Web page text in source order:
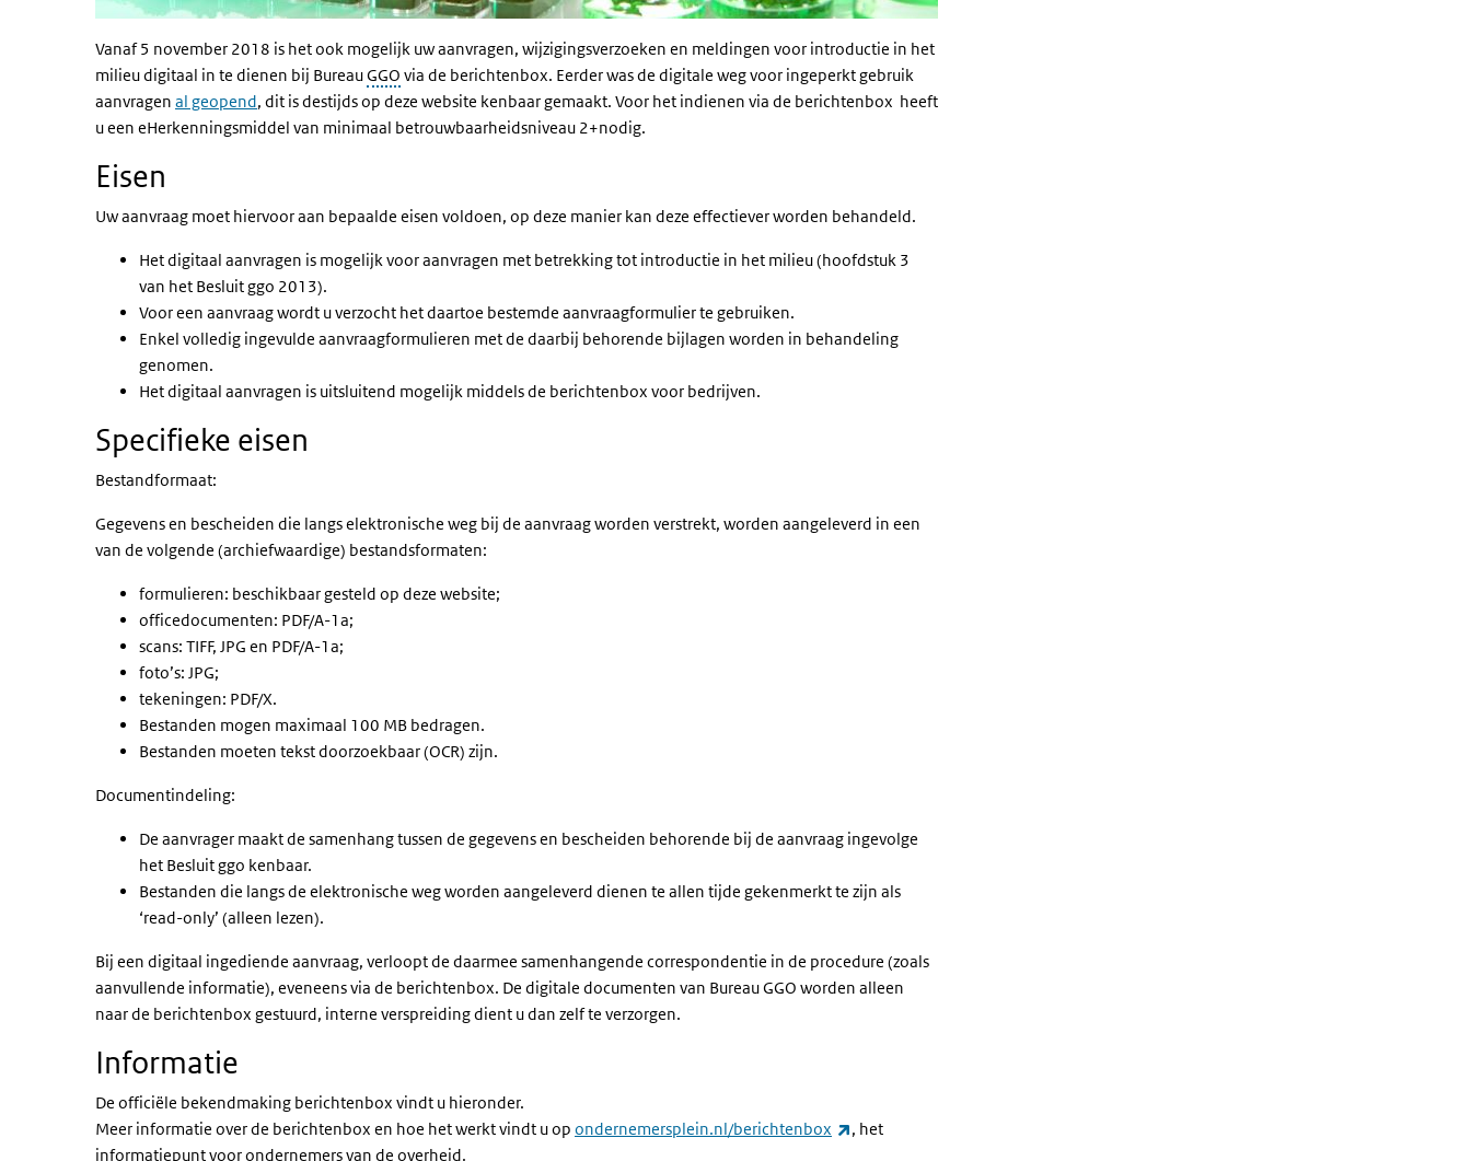
Vanaf 5 november 2018 is het ook mogelijk uw aanvragen, wijzigingsverzoeken en meldingen voor introductie in het
milieu digitaal in te dienen bij BureauGGO via de berichtenbox. Eerder was de digitale weg voor ingeperkt gebruik
aanvragen al geopend, dit is destijds op deze website kenbaar gemaakt. Voor het indienen via de berichtenbox heeft
u een eHerkenningsmiddel van minimaal betrouwbaarheidsniveau 2+nodig.
Eisen
Uw aanvraag moet hiervoor aan bepaalde eisen voldoen, op deze manier kan deze effectiever worden behandeld.
Het digitaal aanvragen is mogelijk voor aanvragen met betrekking tot introductie in het milieu (hoofdstuk 3
van het Besluit ggo 2013).
Voor een aanvraag wordt u verzocht het daartoe bestemde aanvraagformulier te gebruiken.
Enkel volledig ingevulde aanvraagformulieren met de daarbij behorende bijlagen worden in behandeling
genomen.
Het digitaal aanvragen is uitsluitend mogelijk middels de berichtenbox voor bedrijven.
Specifieke eisen
Bestandformaat:
Gegevens en bescheiden die langs elektronische weg bij de aanvraag worden verstrekt, worden aangeleverd in een
van de volgende (archiefwaardige) bestandsformaten:
formulieren: beschikbaar gesteld op deze website;
officedocumenten: PDF/A-1a;
scans: TIFF, JPG en PDF/A-1a;
foto’s: JPG;
tekeningen: PDF/X.
Bestanden mogen maximaal 100 MB bedragen.
Bestanden moeten tekst doorzoekbaar (OCR) zijn.
Documentindeling:
De aanvrager maakt de samenhang tussen de gegevens en bescheiden behorende bij de aanvraag ingevolge
het Besluit ggo kenbaar.
Bestanden die langs de elektronische weg worden aangeleverd dienen te allen tijde gekenmerkt te zijn als
‘read-only’ (alleen lezen).
Bij een digitaal ingediende aanvraag, verloopt de daarmee samenhangende correspondentie in de procedure (zoals
aanvullende informatie), eveneens via de berichtenbox. De digitale documenten van Bureau GGO worden alleen
naar de berichtenbox gestuurd, interne verspreiding dient u dan zelf te verzorgen.
Informatie
De officiële bekendmaking berichtenbox vindt u hieronder.
Meer informatie over de berichtenbox en hoe het werkt vindt u op ondernemersplein.nl/berichtenbox (externe link)
, het
informatiepunt voor ondernemers van de overheid.